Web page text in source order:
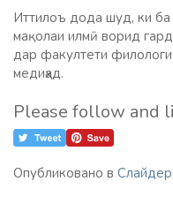
Иттилоъ дода шуд, ки ба
мақолаи илмӣ ворид
дар факултети
медиҳад.
Please follow and
Опубликовано в Слайдер